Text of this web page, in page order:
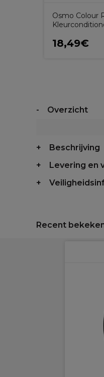
Osmo Colour
18,49€
Overzicht
Beschrijving
Levering en
Recent